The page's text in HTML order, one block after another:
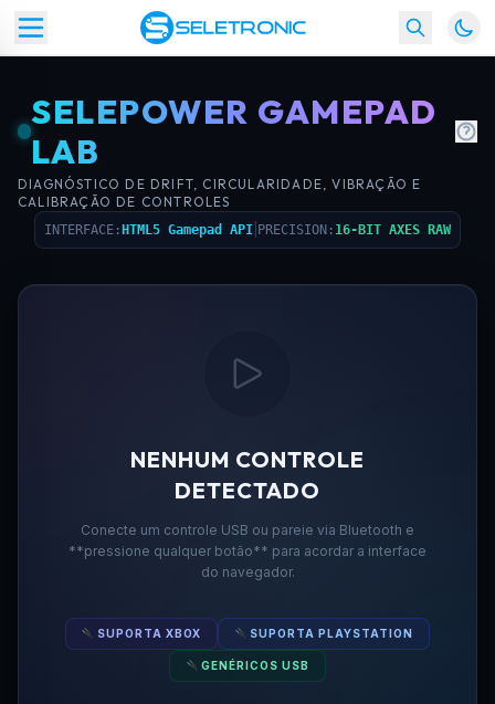
SELEPOWER GAMEPAD
LAB
DIAGNÓSTICO DE DRIFT, CIRCULARIDADE, VIBRAÇÃO E
CALIBRAÇÃO DE CONTROLES
INTERFACE: HTML5 Gamepad API PRECISION: 16-BIT AXES RAW
NENHUM CONTROLE
DETECTADO
Conecte um controle USB ou pareie via Bluetooth e
**pressione qualquer botão** para acordar a interface
do navegador.
SUPORTA XBOX SUPORTA PLAYSTATION
GENÉRICOS USB